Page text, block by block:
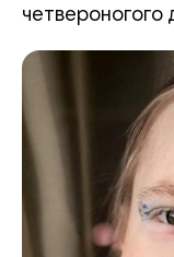
четвероногого